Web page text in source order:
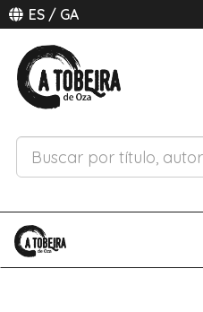
ES / GA